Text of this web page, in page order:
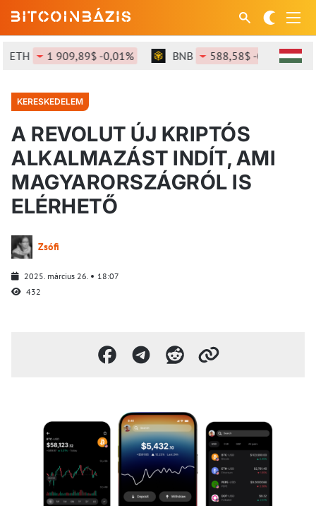
1 909,89$ -0,01% BNB 588,58$ -0,94%
KERESKEDELEM
A REVOLUT ÚJ KRIPTÓS
ALKALMAZÁST INDÍT, AMI
MAGYARORSZÁGRÓL IS
ELÉRHETŐ
Zsófi
2025. március 26.
18:07
432